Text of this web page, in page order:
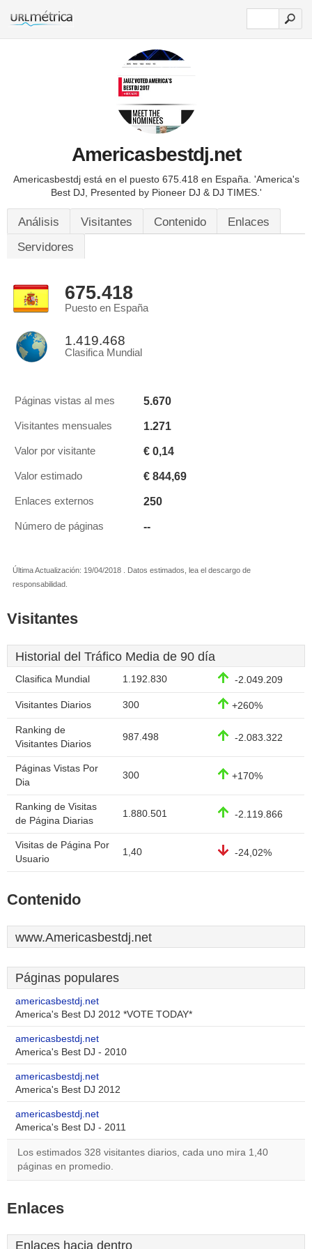
Americasbestdj.net
Americasbestdj está en el puesto 675.418 en España. 'America's
Best DJ, Presented by Pioneer DJ & DJ TIMES.'
Análisis Visitantes Contenido
Enlaces
Servidores
675.418
Puesto en España
1.419.468
Clasifica Mundial
Páginas vistas al mes 5.670
Visitantes mensuales 1.271
Valor por visitante € 0,14
Valor estimado € 844,69
Enlaces externos 250
Número de páginas --
Última Actualización: 19/04/2018 . Datos estimados, lea el descargo de
responsabilidad.
Visitantes
Historial del Tráfico Media de 90 día
Clasifica Mundial 1.192.830 -2.049.209
Visitantes Diarios 300 +260%
Ranking de
Visitantes Diarios
987.498 -2.083.322
Páginas Vistas Por
Dia
300 +170%
Ranking de Visitas
de Página Diarias
1.880.501 -2.119.866
Visitas de Página Por
Usuario
1,40 -24,02%
Contenido
www.Americasbestdj.net
Páginas populares
americasbestdj.net
America's Best DJ 2012 *VOTE TODAY*
americasbestdj.net
America's Best DJ - 2010
americasbestdj.net
America's Best DJ 2012
americasbestdj.net
America's Best DJ - 2011
Los estimados 328 visitantes diarios, cada uno mira 1,40
páginas en promedio.
Enlaces
Enlaces hacia dentro